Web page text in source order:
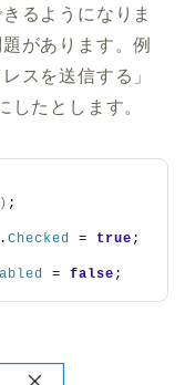
るようになりま
があります。例
スを送信する」
したとします。
;
Checked = true ;
= false ;